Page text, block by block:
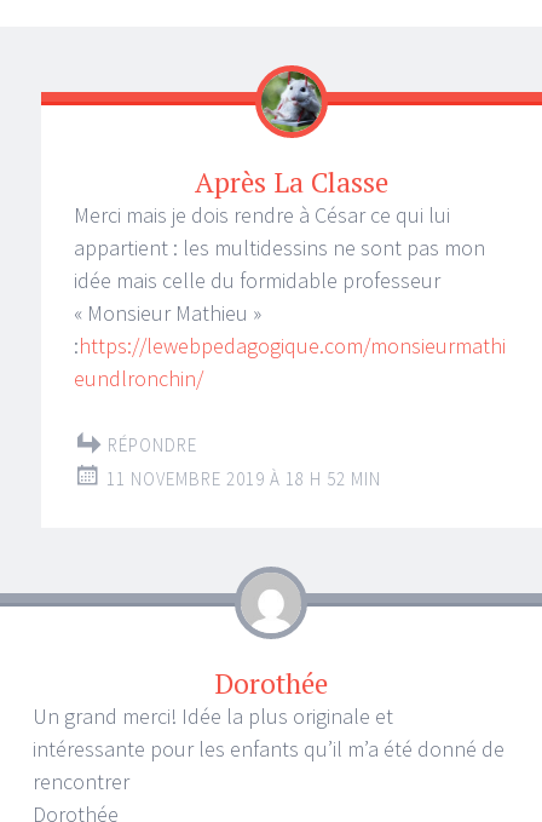
Après La Classe
Merci mais je dois rendre à César ce qui lui
appartient : les multidessins ne sont pas mon
idée mais celle du formidable professeur
« Monsieur Mathieu »
:https://lewebpedagogique.com/monsieurmathi
eundlronchin/
RÉPONDRE
11 NOVEMBRE 2019 À 18 H 52 MIN
Dorothée
Un grand merci! Idée la plus originale et
intéressante pour les enfants qu’il m’a été donné de
rencontrer
Dorothée